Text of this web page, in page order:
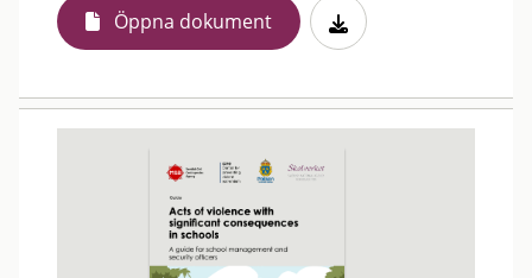
Öppna dokument